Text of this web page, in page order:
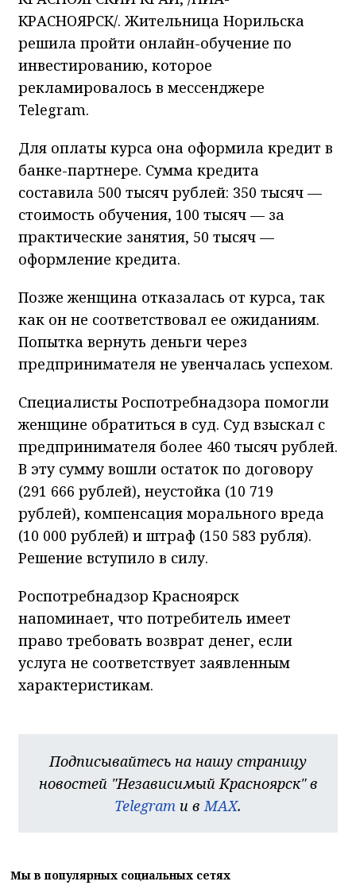
КРАСНОЯРСК/. Жительница Норильска
решила пройти онлайн-обучение по
инвестированию, которое
рекламировалось в мессенджере
Telegram.
Для оплаты курса она оформила кредит в
банке-партнере. Сумма кредита
составила 500 тысяч рублей: 350 тысяч —
стоимость обучения, 100 тысяч — за
практические занятия, 50 тысяч —
оформление кредита.
Позже женщина отказалась от курса, так
как он не соответствовал ее ожиданиям.
Попытка вернуть деньги через
предпринимателя не увенчалась успехом.
Специалисты Роспотребнадзора помогли
женщине обратиться в суд. Суд взыскал с
предпринимателя более 460 тысяч рублей.
В эту сумму вошли остаток по договору
(291 666 рублей), неустойка (10 719
рублей), компенсация морального вреда
(10 000 рублей) и штраф (150 583 рубля).
Решение вступило в силу.
Роспотребнадзор Красноярск
напоминает, что потребитель имеет
право требовать возврат денег, если
услуга не соответствует заявленным
характеристикам.
Подписывайтесь на нашу страницу
новостей "Независимый Красноярск" в
Telegram и вMAX.
Мы в популярных социальных сетях